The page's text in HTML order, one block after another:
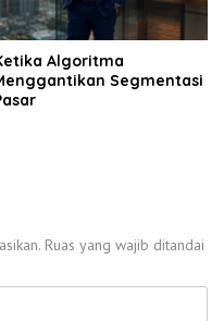
Algoritma
Segmentasi
Ruas yang wajib ditandai